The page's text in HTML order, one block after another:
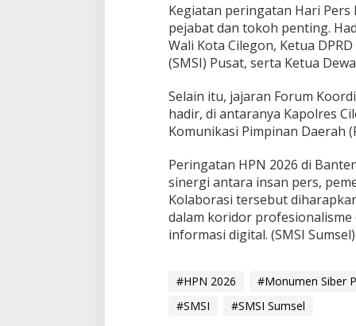
Kegiatan peringatan Hari
pejabat dan tokoh penting.
Wali Kota Cilegon, Ketua
(SMSI) Pusat, serta Ketua
Selain itu, jajaran Forum
hadir, di antaranya Kapolres
Komunikasi Pimpinan Daerah
Peringatan HPN 2026 di
sinergi antara insan pers,
Kolaborasi tersebut
dalam koridor
informasi digital. (SMSI Sumsel)
#HPN 2026 #Monumen Siber
#SMSI
#SMSI Sumsel